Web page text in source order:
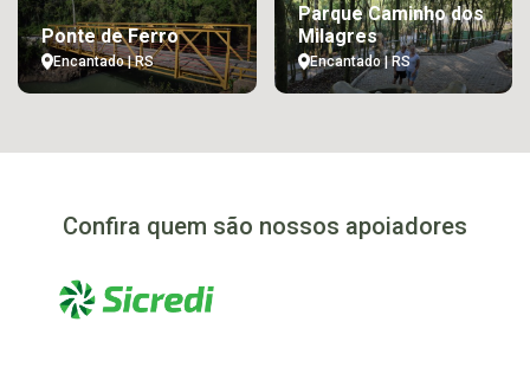
Ponte de Ferro
Encantado | RS
Parque Caminho dos
Milagres
Encantado | RS
Confira quem são nossos apoiadores